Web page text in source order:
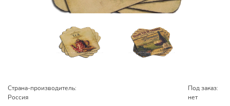
Страна-производитель:
Россия
Под заказ:
нет